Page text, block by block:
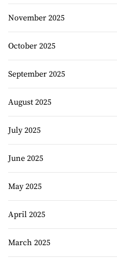
November 2025
October 2025
September 2025
August 2025
July 2025
June 2025
May 2025
April 2025
March 2025